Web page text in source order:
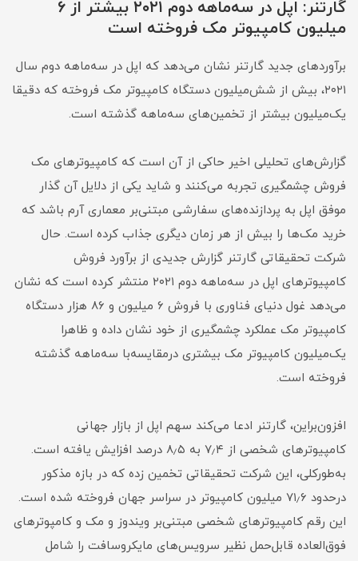
گارتنر: اپل در سه‌ماهه دوم ۲۰۲۱ بیشتر از ۶
میلیون کامپیوتر مک فروخته است
برآوردهای جدید گارتنر نشان می‌دهد که اپل در سه‌ماهه دوم سال
۲۰۲۱، بیش از شش‌میلیون دستگاه کامپیوتر مک فروخته که دقیقا
یک‌میلیون بیشتر از تخمین‌های سه‌ماهه گذشته است.
گزارش‌های تحلیلی اخیر حاکی از آن است که کامپیوترهای مک
فروش چشمگیری تجربه می‌کنند و شاید یکی از دلایل آن گذار
موفق اپل به پردازنده‌های سفارشی مبتنی‌بر معماری آرم باشد که
خرید مک‌ها را بیش از هر زمان دیگری جذاب کرده است. حال
شرکت تحقیقاتی گارتنر گزارش جدیدی از برآورد فروش
کامپیوتر‌های اپل در سه‌ماهه دوم ۲۰۲۱ منتشر کرده است که نشان
می‌دهد غول دنیای فناوری با فروش ۶ میلیون و ۸۶ هزار دستگاه
کامپیوتر مک عملکرد چشمگیری از خود نشان داده و ظاهرا
یک‌میلیون کامپیوتر مک بیشتری در‌مقایسه‌با سه‌ماهه گذشته
فروخته است.
افزون‌براین، گارتنر ادعا می‌کند سهم اپل از بازار جهانی
کامپیوتر‌های شخصی از ۷٫۴ به ۸٫۵ درصد افزایش یافته است.
به‌طورکلی، این شرکت تحقیقاتی تخمین زده که در بازه مذکور
در‌حدود ۷۱٫۶ میلیون کامپیوتر در سراسر جهان فروخته شده است.
این رقم کامپیوتر‌های شخصی مبتنی‌بر ویندوز و مک و کامپوترهای
فوق‌العاده قابل‌حمل نظیر سرویس‌های مایکروسافت را شامل